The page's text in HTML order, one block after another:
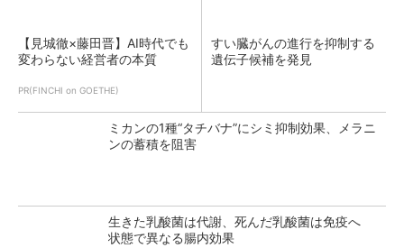
【見城徹×藤田晋】AI時代でも
変わらない経営者の本質
PR(FINCHI on GOETHE)
すい臓がんの進行を抑制する
遺伝子候補を発見
ミカンの1種“タチバナ”にシミ抑制効果、メラニ
ンの蓄積を阻害
生きた乳酸菌は代謝、死んだ乳酸菌は免疫へ
状態で異なる腸内効果